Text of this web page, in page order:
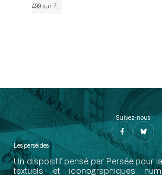
Suivez-nous
Les perséides
Un dispositif pensé par Persée pour
textuels et iconographiques